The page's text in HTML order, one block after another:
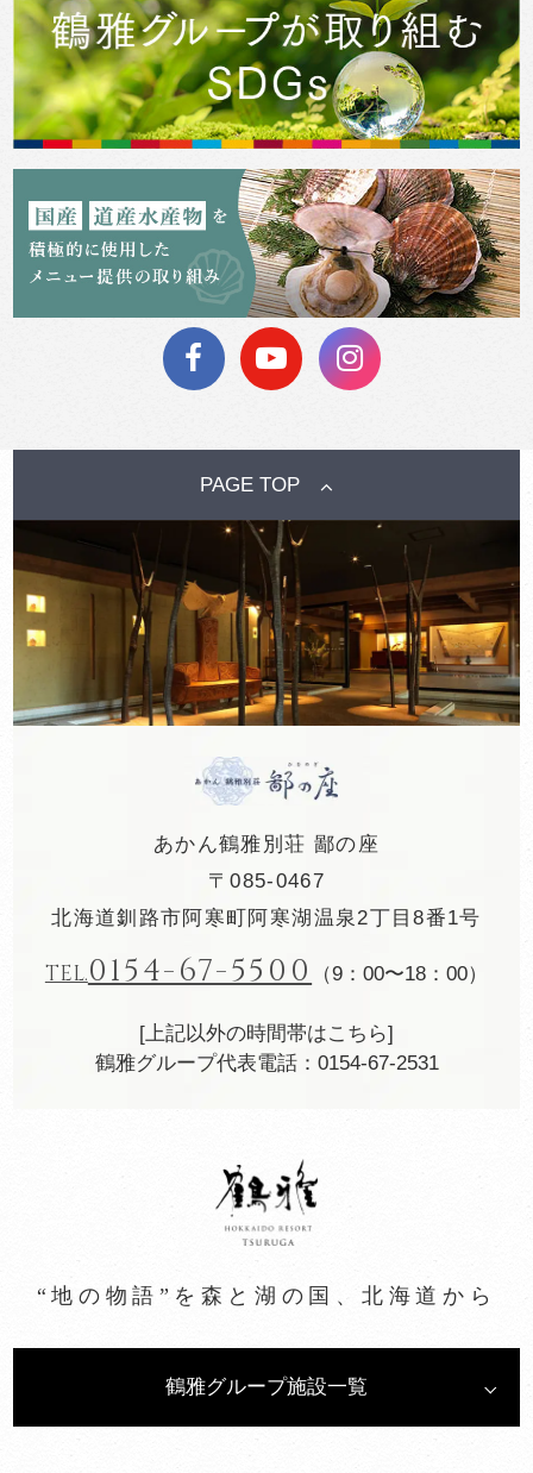
PAGE TOP
あかん鶴雅別荘 鄙の座
〒085-0467
北海道釧路市阿寒町阿寒湖温泉2丁目8番1号
TEL.0154-67-5500 （9：00〜18：00）
[上記以外の時間帯はこちら]
鶴雅グループ代表電話：0154-67-2531
“地の物語”を森と湖の国、北海道から
鶴雅グループ施設一覧